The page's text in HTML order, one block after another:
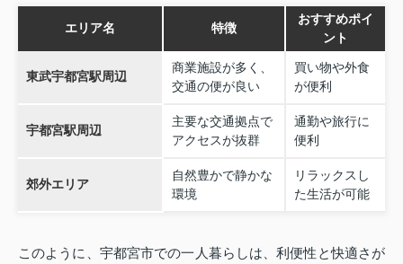
エリア名 特徴
おすすめポイ
ント
東武宇都宮駅周辺
商業施設が多く、
交通の便が良い
買い物や外食
が便利
宇都宮駅周辺
主要な交通拠点で
アクセスが抜群
通勤や旅行に
便利
郊外エリア
自然豊かで静かな
環境
リラックスし
た生活が可能
このように、宇都宮市での一人暮らしは、利便性と快適さが